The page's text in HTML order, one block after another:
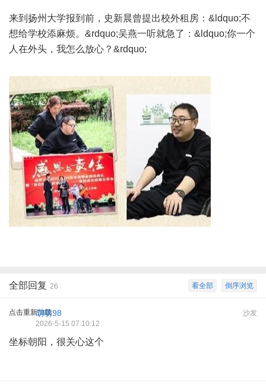
来到扬州大学报到前，史新晨曾提出校外租房：&ldquo;不
想给学校添麻烦。&rdquo;吴燕一听就急了：&ldquo;你一个
人在外头，我怎么放心？&rdquo;
倒序浏览
看全部
全部回复 26
点击重新加载 沙发
胡萌98
2026-5-15 07:10:12
坐标朝阳，很关心这个